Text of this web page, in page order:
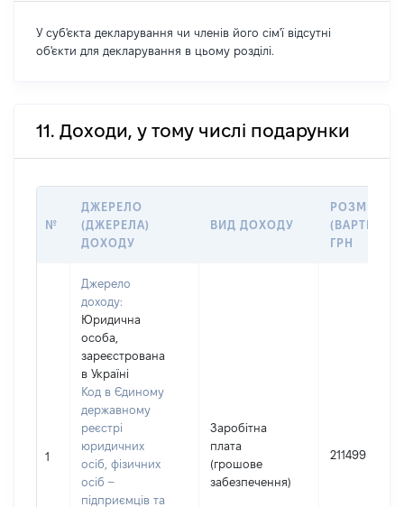
У суб'єкта декларування чи членів його сім'ї відсутні
об'єкти для декларування в цьому розділі.
11. Доходи, у тому числі подарунки
№
ДЖЕРЕЛО
(ДЖЕРЕЛА)
ДОХОДУ
ВИД ДОХОДУ
РОЗМІР
(ВАРТІСТЬ),
ГРН
1
Джерело
доходу:
Юридична
особа,
зареєстрована
в Україні
Код в Єдиному
державному
реєстрі
юридичних
осіб, фізичних
осіб –
підприємців та
Заробітна
плата
(грошове
забезпечення)
211499